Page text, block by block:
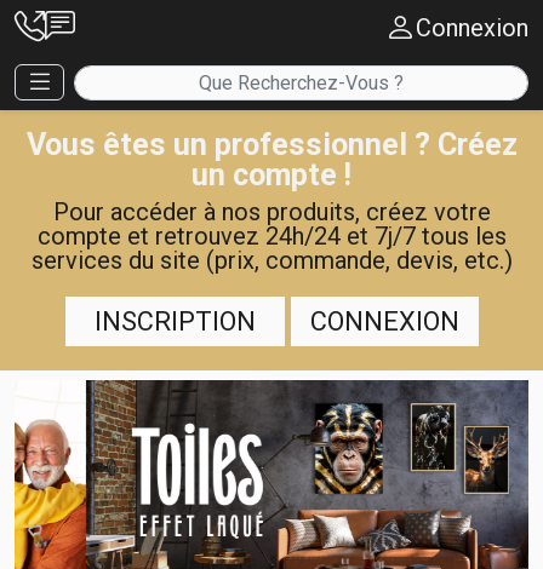
Connexion
Vous êtes un professionnel ? Créez
un compte !
Pour accéder à nos produits, créez votre
compte et retrouvez 24h/24 et 7j/7 tous les
services du site (prix, commande, devis, etc.)
INSCRIPTION CONNEXION